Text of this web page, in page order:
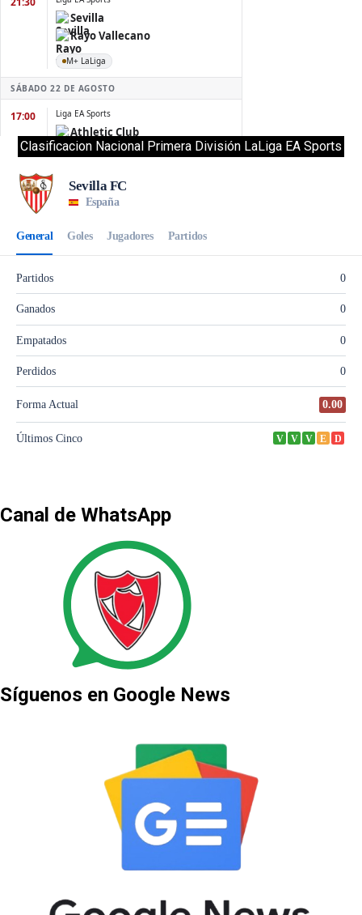
Clasificacion Nacional Primera División LaLiga EA Sports
Canal de WhatsApp
Síguenos en Google News